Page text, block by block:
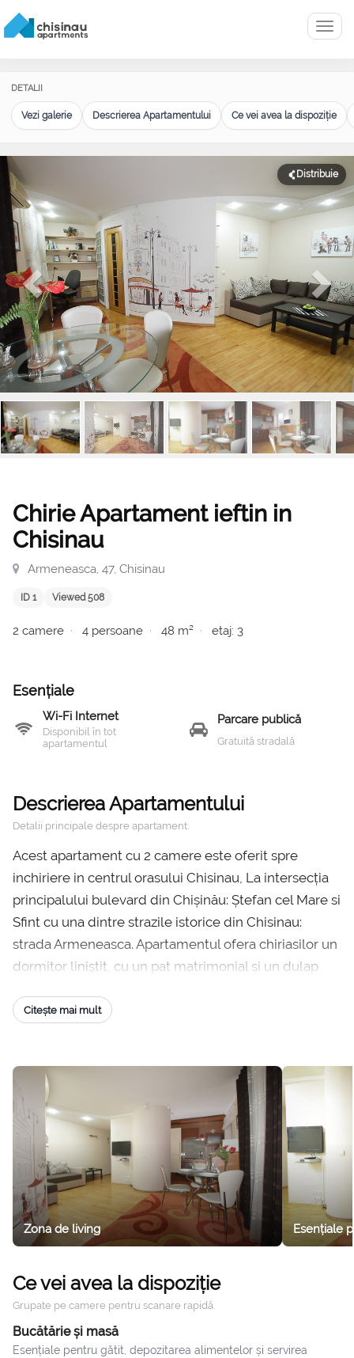
Menu
DETALII
Vezi galerie Descrierea Apartamentului Ce vei avea la dispoziție
Distribuie
Chirie Apartament ieftin in
Chisinau
Armeneasca, 47, Chisinau
ID 1 Viewed 508
2 camere 4 persoane 48 m² etaj: 3
Esențiale
Wi-Fi Internet
Disponibil în tot
apartamentul
Parcare publică
Gratuită stradală
Descrierea Apartamentului
Detalii principale despre apartament.
Acest apartament cu 2 camere este oferit spre
inchiriere in centrul orasului Chisinau, La intersecția
principalului bulevard din Chișinău: Ștefan cel Mare si
Sfint cu una dintre strazile istorice din Chisinau:
strada Armeneasca. Apartamentul ofera chiriasilor un
dormitor liniștit, cu un pat matrimonial și un dulap
canapea extensibilă mare pentru doi adulți. Bucătărie
sufragerie.
Citește mai mult
Zona de living Esențiale
Ce vei avea la dispoziție
Grupate pe camere pentru scanare rapidă.
Bucătărie și masă
Esențiale pentru gătit, depozitarea alimentelor și servirea